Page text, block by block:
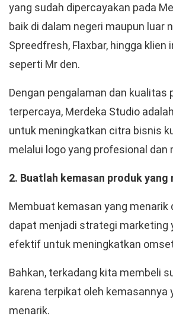
yang sudah dipercayakan pada
baik di dalam negeri maupun luar
Spreedfresh, Flaxbar, hingga klien
seperti Mr den.
Dengan pengalaman dan kualitas
terpercaya, Merdeka Studio
untuk meningkatkan citra bisnis
melalui logo yang profesional dan
2. Buatlah kemasan produk yang
Membuat kemasan yang menarik
dapat menjadi strategi marketing
efektif untuk meningkatkan
Bahkan, terkadang kita membeli
karena terpikat oleh kemasannya
menarik.